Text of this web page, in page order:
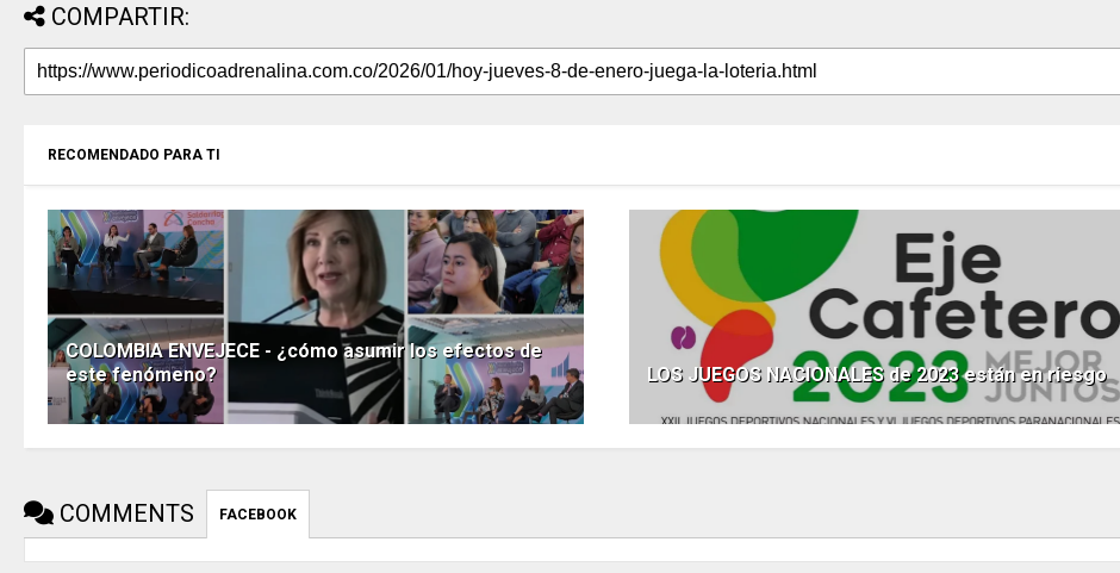
COMPARTIR:
RECOMENDADO PARA TI
COLOMBIA ENVEJECE - ¿cómo asumir los efectos de
este fenómeno?
LOS JUEGOS NACIONALES de 2023 están en riesgo
COMMENTS FACEBOOK